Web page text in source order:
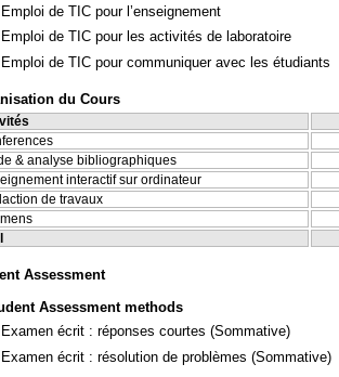
Emploi de TIC pour l’enseignement
Emploi de TIC pour les activités de laboratoire
Emploi de TIC pour communiquer avec les étudiants
du Cours
& analyse bibliographiques
interactif sur ordinateur
de travaux
Assessment
Assessment methods
Examen écrit : réponses courtes (Sommative)
Examen écrit : résolution de problèmes (Sommative)